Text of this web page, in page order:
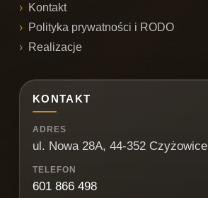
Kontakt
Polityka prywatności i RODO
Realizacje
KONTAKT
ADRES
ul. Nowa 28A, 44-352 Czyżowice
TELEFON
601 866 498